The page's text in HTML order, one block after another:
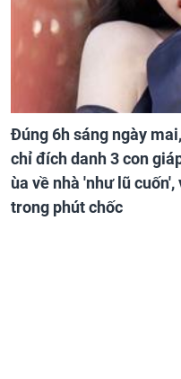
Đúng 6h sáng ngày
chỉ đích danh 3 con
ùa về nhà 'như lũ
trong phút chốc